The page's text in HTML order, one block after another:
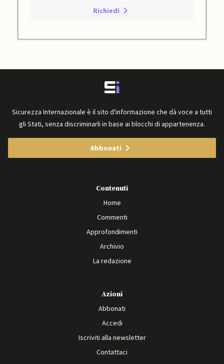
Richiedi
Sicurezza Internazionale è il sito d'informazione che dà voce a tutti
gli Stati, senza discriminarli in base ai blocchi di appartenenza.
Abbonati
Contenuti
Home
Commenti
Approfondimenti
Archivio
La redazione
Azioni
Abbonati
Accedi
Iscriviti alla newsletter
Contattaci